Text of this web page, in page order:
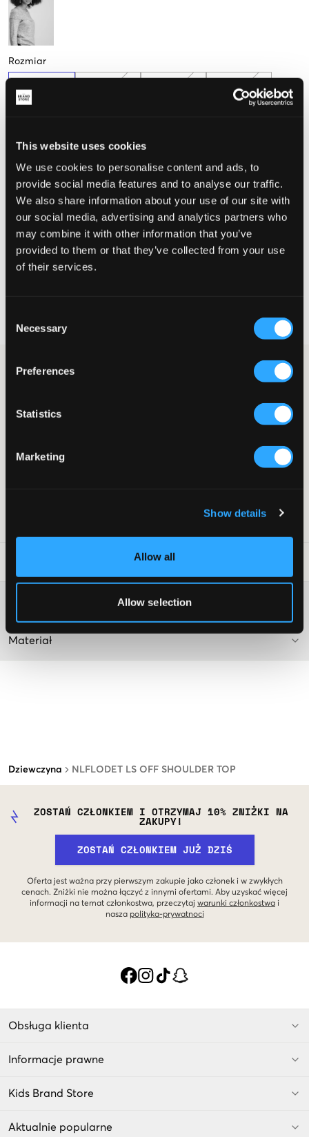
This website uses cookies
We use cookies to personalise content and ads, to
provide social media features and to analyse our traffic.
We also share information about your use of our site with
our social media, advertising and analytics partners who
may combine it with other information that you’ve
provided to them or that they’ve collected from your use
of their services.
Selection
Necessary
Preferences
Statistics
Marketing
Show details
Allow all
Allow selection
Dziewczyna NLFLODET LS OFF SHOULDER TOP
Rozmiar
134-140 cm 170-176 cm
Opinia o rozmiarze
WYBIERZ SWÓJ ROZMIAR
Szybka wysyłka
Dzianinowy sweter od LMTD. Sweter ma odkryte ramiona, a jego
krój jest standardowy. Ściągacze znajdują się na dole oraz przy
bardziej eleganckie okazje.
Odkryte ramiona
Wskazówki dotyczące prania:
Więcej informacji na temat instrukcji prania
Materiał
ZOSTAŃ CZŁONKIEM I OTRZYMAJ 10% ZNIŻKI NA
ZAKUPY!
ZOSTAŃ CZŁONKIEM JUŻ DZIŚ
Oferta jest ważna przy pierwszym zakupie jako członek i w zwykłych
cenach. Zniżki nie można łączyć z innymi ofertami. Aby uzyskać więcej
informacji na temat członkostwa, przeczytaj warunki członkostwa i
nasza polityka-prywatnoci
Obsługa klienta
Informacje prawne
Kids Brand Store
Aktualnie popularne